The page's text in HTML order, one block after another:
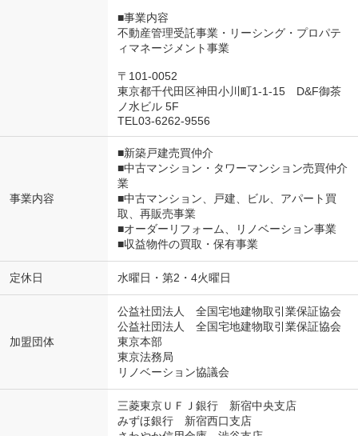
■事業内容
不動産管理受託事業・リーシング・プロパテ
ィマネージメント事業
〒101-0052
東京都千代田区神田小川町1-1-15 D&F御茶
ノ水ビル 5F
TEL03-6262-9556
事業内容
■新築戸建売買仲介
■中古マンション・タワーマンション売買仲介
業
■中古マンション、戸建、ビル、アパート買
取、再販売事業
■オーダーリフォーム、リノベーション事業
■収益物件の買取・保有事業
定休日 水曜日・第2・4火曜日
加盟団体
公益社団法人 全国宅地建物取引業保証協会
公益社団法人 全国宅地建物取引業保証協会
東京本部
東京法務局
リノベーション協議会
三菱東京ＵＦＪ銀行 新宿中央支店
みずほ銀行 新宿西口支店